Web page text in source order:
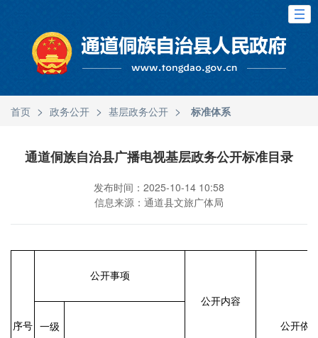
首页 > 政务公开 > 基层政务公开 > 标准体系
通道侗族自治县广播电视基层政务公开标准目录
发布时间：2025-10-14 10:58
信息来源：通道县文旅广体局
序号
公开事项
公开内容
公开依
一级